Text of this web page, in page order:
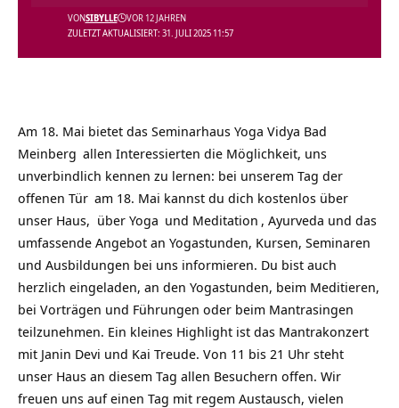
ZULETZT AKTUALISIERT: 31. JULI 2025 11:57
VONSIBYLLE VOR 12 JAHREN
Am 18. Mai bietet das Seminarhaus Yoga Vidya Bad
Meinberg allen Interessierten die Möglichkeit, uns
unverbindlich kennen zu lernen: bei unserem Tag der
offenen Tür am 18. Mai kannst du dich kostenlos über
unser Haus, über Yoga und Meditation , Ayurveda und das
umfassende Angebot an Yogastunden, Kursen, Seminaren
und Ausbildungen bei uns informieren. Du bist auch
herzlich eingeladen, an den Yogastunden, beim Meditieren,
bei Vorträgen und Führungen oder beim Mantrasingen
teilzunehmen. Ein kleines Highlight ist das Mantrakonzert
mit Janin Devi und Kai Treude. Von 11 bis 21 Uhr steht
unser Haus an diesem Tag allen Besuchern offen. Wir
freuen uns auf einen Tag mit regem Austausch, vielen